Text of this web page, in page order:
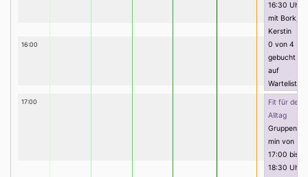
16:30 Uhr
mit Bork,
Kerstin
0 von 4
gebucht (0
auf
Warteliste)
16:00
17:00
Fit für den
Alltag
Gruppenter
min von
17:00 bis
18:30 Uhr